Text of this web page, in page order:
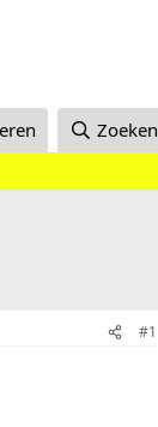
Zoeken
#1